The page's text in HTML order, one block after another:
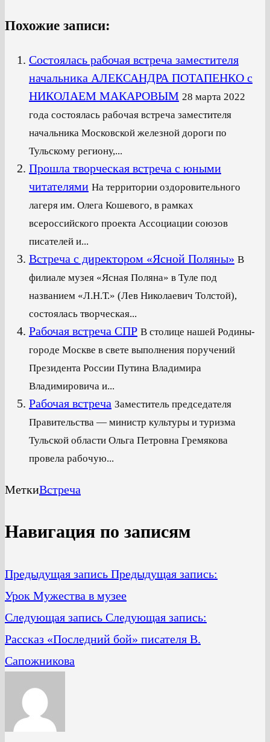
Похожие записи:
Cостоялась рабочая встреча заместителя
начальника АЛЕКСАНДРА ПОТАПЕНКО с
НИКОЛАЕМ МАКАРОВЫМ 28 марта 2022
года состоялась рабочая встреча заместителя
начальника Московской железной дороги по
Тульскому региону,...
Прошла творческая встреча с юными
читателями На территории оздоровительного
лагеря им. Олега Кошевого, в рамках
всероссийского проекта Ассоциации союзов
писателей и...
Встреча с директором «Ясной Поляны» В
филиале музея «Ясная Поляна» в Туле под
названием «Л.Н.Т.» (Лев Николаевич Толстой),
состоялась творческая...
Рабочая встреча СПР В столице нашей Родины-
городе Москве в свете выполнения поручений
Президента России Путина Владимира
Владимировича и...
Рабочая встреча Заместитель председателя
Правительства — министр культуры и туризма
Тульской области Ольга Петровна Гремякова
провела рабочую...
МеткиВстреча
Навигация по записям
Предыдущая запись Предыдущая запись:
Урок Мужества в музее
Следующая запись Следующая запись:
Рассказ «Последний бой» писателя В.
Сапожникова